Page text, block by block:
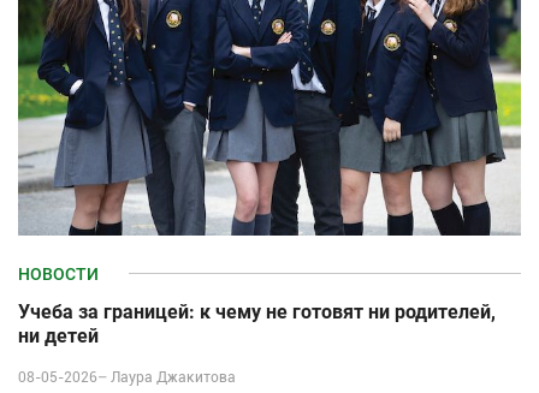
НОВОСТИ
Учеба за границей: к чему не готовят ни родителей,
ни детей
08-05-2026– Лаура Джакитова